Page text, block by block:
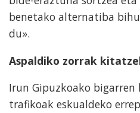
benetako alternatiba
du».
Aspaldiko zorrak
Irun Gipuzkoako
trafikoak eskualdeko